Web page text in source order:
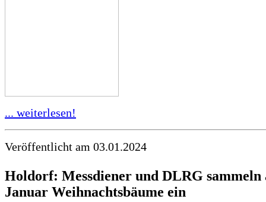
... weiterlesen!
Veröffentlicht am 03.01.2024
Holdorf: Messdiener und DLRG sammeln
Januar Weihnachtsbäume ein